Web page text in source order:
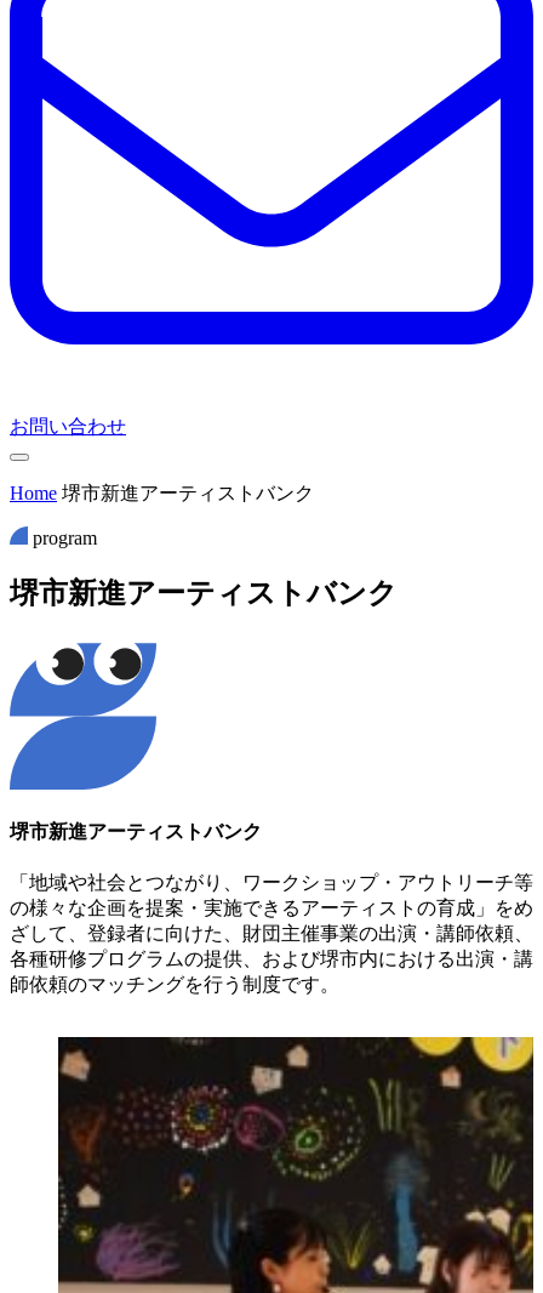
お問い合わせ
Home 堺市新進アーティストバンク
program
堺市新進アーティス トバンク
堺市新進アーティストバンク
「地域や社会とつながり、ワークショップ・アウトリーチ等
の様々な企画を提案・実施できるアーティストの育成」をめ
ざして、登録者に向けた、財団主催事業の出演・講師依頼、
各種研修プログラムの提供、および堺市内における出演・講
師依頼のマッチングを行う制度です。